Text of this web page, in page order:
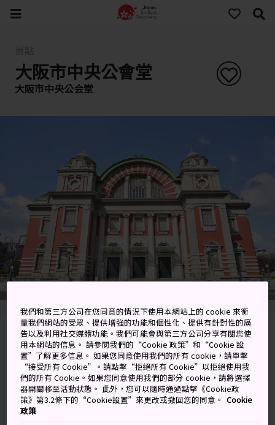
大阪市中央公會堂
大阪市中央公会堂
1-1 Nakanoshima, Kita, Osaka-shi, Osaka-fu
在 Google 地圖上檢視
取得轉乘資訊
我們和第三方公司在您同意的情況下使用本網站上的 cookie 來衡
量我們網站的受眾、提供增強的功能和個性化、提供有針對性的廣
告以及利用社交媒體功能。我們可能會與第三方公司分享有關您使
用本網站的信息。 請參閱我們的“Cookie 政策”和“Cookie 設
置”了解更多信息。 如果您同意使用我們的所有 cookie，請單擊
“接受所有 Cookie”。請點擊“拒絕所有 Cookie”以拒絕使用我
們的所有 Cookie。如果您同意使用我們的部分 cookie，請將選擇
器開關移至活動狀態。 此外，您可以隨時通過點擊《Cookie政
策》第3.2條下的“Cookie設置”來更改或撤回您的同意。 Cookie
政策